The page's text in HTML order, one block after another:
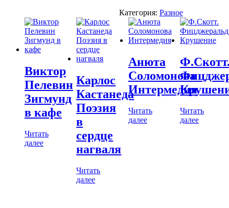
Категория: Разное
Виктор
Пелевин
Зигмунд
в кафе
Читать
далее
Карлос
Кастанеда
Поэзия
в
сердце
нагваля
Читать
далее
Анюта
Соломонова
Интермедия
Читать
далее
Читать
далее